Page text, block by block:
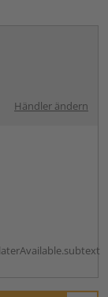
Händler ändern